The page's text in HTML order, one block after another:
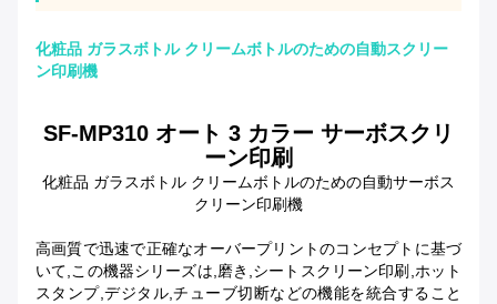
化粧品 ガラスボトル クリームボトルのための自動スクリー
ン印刷機
SF-MP310 オート 3 カラー サーボスクリ
ーン印刷
化粧品 ガラスボトル クリームボトルのための自動サーボス
クリーン印刷機
高画質で迅速で正確なオーバープリントのコンセプトに基づ
いて,この機器シリーズは,磨き,シートスクリーン印刷,ホット
スタンプ,デジタル,チューブ切断などの機能を統合すること